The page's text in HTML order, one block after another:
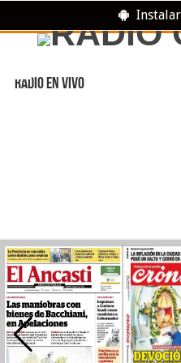
RADIO EN VIVO